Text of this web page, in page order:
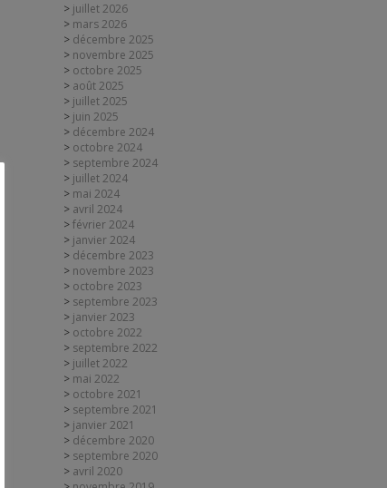
juillet 2026
mars 2026
décembre 2025
novembre 2025
octobre 2025
août 2025
juillet 2025
juin 2025
décembre 2024
octobre 2024
septembre 2024
juillet 2024
mai 2024
avril 2024
février 2024
janvier 2024
décembre 2023
novembre 2023
octobre 2023
septembre 2023
janvier 2023
octobre 2022
septembre 2022
juillet 2022
mai 2022
octobre 2021
septembre 2021
janvier 2021
décembre 2020
septembre 2020
avril 2020